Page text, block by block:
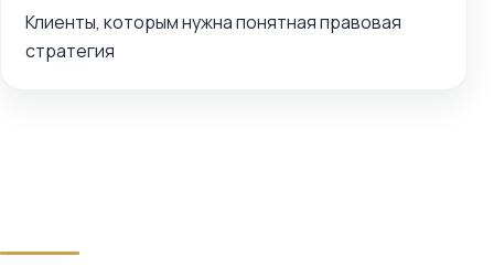
Клиенты, которым нужна понятная правовая
стратегия